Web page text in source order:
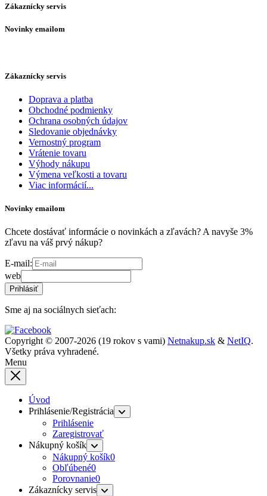
Zákaznícky servis
Novinky emailom
Zákaznícky servis
Doprava a platba
Obchodné podmienky
Ochrana osobných údajov
Sledovanie objednávky
Vernostný program
Vrátenie tovaru
Výhody nákupu
Výmena veľkosti a tovaru
Viac informácií...
Novinky emailom
Chcete dostávať informácie o novinkách a zľavách? A navyše 3%
zľavu na váš prvý nákup?
E-mail:
web
Prihlásiť
Sme aj na sociálnych sieťach:
Copyright © 2007-2026 (19 rokov s vami) Netnakup.sk & NetIQ.
Všetky práva vyhradené.
Menu
Úvod
Prihlásenie/Registrácia
Prihlásenie
Zaregistrovať
Nákupný košík
Nákupný košík0
Obľúbené0
Porovnanie0
Zákaznícky servis